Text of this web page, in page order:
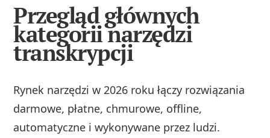
Przegląd głównych
kategorii narzędzi
transkrypcji
Rynek narzędzi w 2026 roku łączy rozwiązania
darmowe, płatne, chmurowe, offline,
automatyczne i wykonywane przez ludzi.